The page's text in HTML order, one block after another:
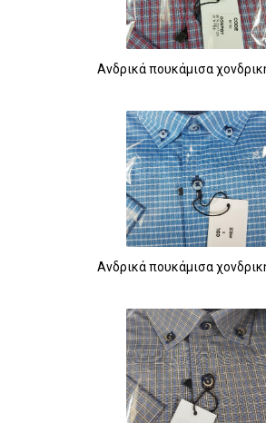
Ανδρικά πουκάμισα
Ανδρικά πουκάμισα